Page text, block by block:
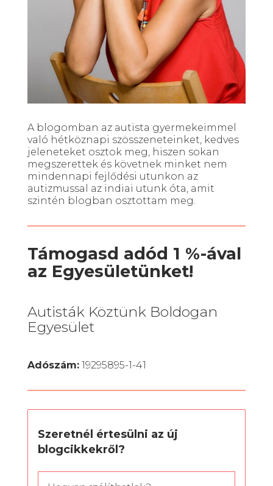
A blogomban az autista gyermekeimmel
való hétköznapi szösszeneteinket, kedves
jeleneteket osztok meg, hiszen sokan
megszerettek és követnek minket nem
mindennapi fejlődési utunkon az
autizmussal az indiai utunk óta, amit
szintén blogban osztottam meg.
Támogasd adód 1 %-ával
az Egyesületünket!
Autisták Köztünk Boldogan
Egyesület
Adószám:19295895-1-41
Szeretnél értesülni az új
blogcikkekről?